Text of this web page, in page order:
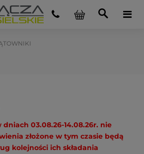
03.08.26-14.08.26r. nie
złożone w tym czasie będą
kolejności ich składania